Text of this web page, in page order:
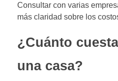
Consultar con varias
más claridad sobre los
¿Cuánto
una casa?